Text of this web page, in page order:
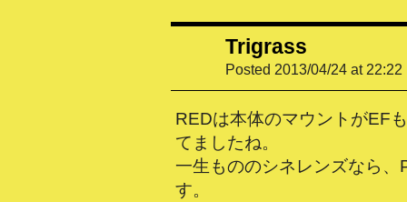
Trigrass
Posted 2013/04/24 at 22:22
REDは本体のマウントがEF
てましたね。
一生もののシネレンズなら、
す。